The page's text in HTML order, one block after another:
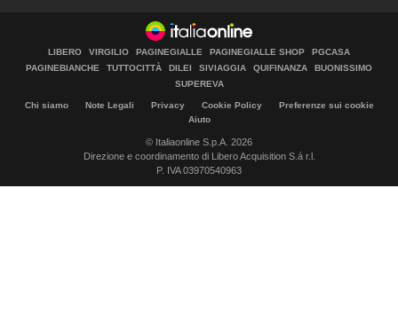
LIBERO VIRGILIO PAGINEGIALLE PAGINEGIALLE SHOP
PGCASA
PAGINEBIANCHE
TUTTOCITTÀ DILEI SIVIAGGIA QUIFINANZA
BUONISSIMO
SUPEREVA
Chi siamo Note Legali Privacy Cookie Policy
Preferenze sui cookie
Aiuto
© Italiaonline S.p.A. 2026
Direzione e coordinamento di Libero Acquisition S.á r.l.
P. IVA 03970540963